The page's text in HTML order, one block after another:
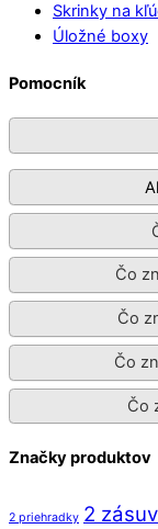
Skrinky na
Úložné boxy
Pomocník
Čo
Čo
Čo
Čo
Značky produktov
2 priehradky 2